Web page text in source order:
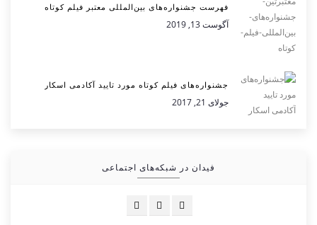
فهرست جشنواره‌های بین‌المللی معتبر فیلم کوتاه
آگوست 13, 2019
جشنواره‌های فیلم کوتاه مورد تایید آکادمی اسکار
جولای 21, 2017
فیدان در شبکه‌های اجتماعی